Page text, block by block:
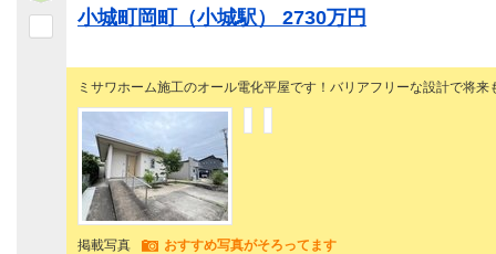
小城町岡町（小城駅） 2730万円
ミサワホーム施工のオール電化平屋です！バリアフリーな設計で将来
掲載写真 おすすめ写真がそろってます